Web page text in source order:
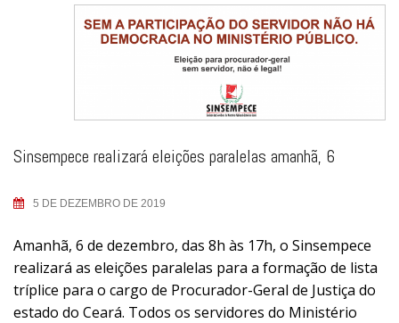
Sinsempece realizará eleições paralelas amanhã, 6
5 DE DEZEMBRO DE 2019
Amanhã, 6 de dezembro, das 8h às 17h, o Sinsempece
realizará as eleições paralelas para a formação de lista
tríplice para o cargo de Procurador-Geral de Justiça do
estado do Ceará. Todos os servidores do Ministério